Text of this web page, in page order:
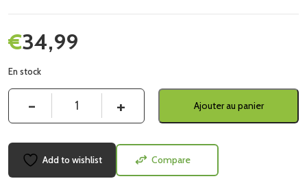
34,99
€
En stock
Ajouter au panier
Add to wishlist Compare